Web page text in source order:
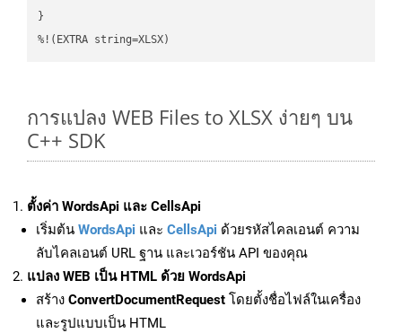
}
%!(EXTRA string=XLSX)
การแปลง WEB Files to XLSX ง่ายๆ บน
C++ SDK
ตั้งค่า WordsApi และ CellsApi
เริ่มต้น WordsApi และ CellsApi ด้วยรหัสไคลเอนต์ ความ
ลับไคลเอนต์ URL ฐาน และเวอร์ชัน API ของคุณ
แปลง WEB เป็น HTML ด้วย WordsApi
สร้าง ConvertDocumentRequest โดยตั้งชื่อไฟล์ในเครื่อง
และรูปแบบเป็น HTML